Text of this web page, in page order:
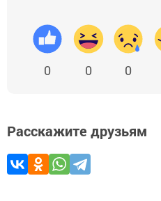
0 0 0
Расскажите друзьям